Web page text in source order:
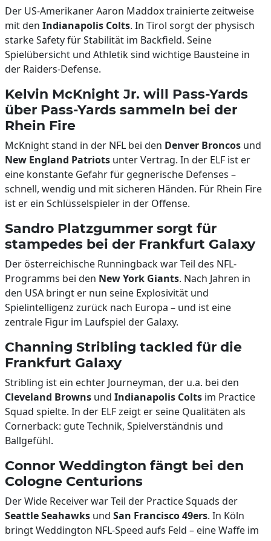
Der US-Amerikaner Aaron Maddox trainierte zeitweise
mit den Indianapolis Colts. In Tirol sorgt der physisch
starke Safety für Stabilität im Backfield. Seine
Spielübersicht und Athletik sind wichtige Bausteine in
der Raiders-Defense.
Kelvin McKnight Jr. will Pass-Yards
über Pass-Yards sammeln bei der
Rhein Fire
McKnight stand in der NFL bei den Denver Broncos und
New England Patriots unter Vertrag. In der ELF ist er
eine konstante Gefahr für gegnerische Defenses –
schnell, wendig und mit sicheren Händen. Für Rhein Fire
ist er ein Schlüsselspieler in der Offense.
Sandro Platzgummer sorgt für
stampedes bei der Frankfurt Galaxy
Der österreichische Runningback war Teil des NFL-
Programms bei den New York Giants. Nach Jahren in
den USA bringt er nun seine Explosivität und
Spielintelligenz zurück nach Europa – und ist eine
zentrale Figur im Laufspiel der Galaxy.
Channing Stribling tackled für die
Frankfurt Galaxy
Stribling ist ein echter Journeyman, der u.a. bei den
Cleveland Browns und Indianapolis Colts im Practice
Squad spielte. In der ELF zeigt er seine Qualitäten als
Cornerback: gute Technik, Spielverständnis und
Ballgefühl.
Connor Weddington fängt bei den
Cologne Centurions
Der Wide Receiver war Teil der Practice Squads der
Seattle Seahawks und San Francisco 49ers. In Köln
bringt Weddington NFL-Speed aufs Feld – eine Waffe im